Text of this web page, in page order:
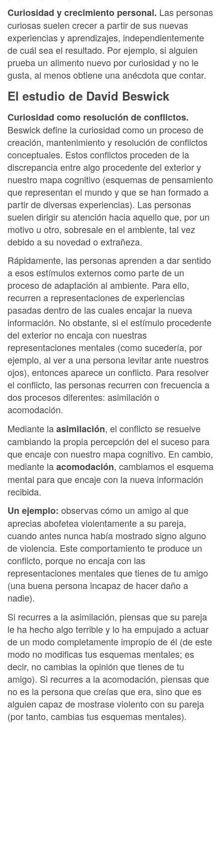
Curiosidad y crecimiento personal. Las personas
curiosas suelen crecer a partir de sus nuevas
experiencias y aprendizajes, independientemente
de cuál sea el resultado. Por ejemplo, si alguien
prueba un alimento nuevo por curiosidad y no le
gusta, al menos obtiene una anécdota que contar.
El estudio de David Beswick
Curiosidad como resolución de conflictos.
Beswick define la curiosidad como un proceso de
creación, mantenimiento y resolución de conflictos
conceptuales. Estos conflictos proceden de la
discrepancia entre algo procedente del exterior y
nuestro mapa cognitivo (esquemas de pensamiento
que representan el mundo y que se han formado a
partir de diversas experiencias). Las personas
suelen dirigir su atención hacia aquello que, por un
motivo u otro, sobresale en el ambiente, tal vez
debido a su novedad o extrañeza.
Rápidamente, las personas aprenden a dar sentido
a esos estímulos externos como parte de un
proceso de adaptación al ambiente. Para ello,
recurren a representaciones de experiencias
pasadas dentro de las cuales encajar la nueva
información. No obstante, si el estímulo procedente
del exterior no encaja con nuestras
representaciones mentales (como sucedería, por
ejemplo, al ver a una persona levitar ante nuestros
ojos), entonces aparece un conflicto. Para resolver
el conflicto, las personas recurren con frecuencia a
dos procesos diferentes: asimilación o
acomodación.
Mediante laasimilación, el conflicto se resuelve
cambiando la propia percepción del el suceso para
que encaje con nuestro mapa cognitivo. En cambio,
mediante laacomodación, cambiamos el esquema
mental para que encaje con la nueva información
recibida.
Un ejemplo: observas cómo un amigo al que
aprecias abofetea violentamente a su pareja,
cuando antes nunca había mostrado signo alguno
de violencia. Este comportamiento te produce un
conflicto, porque no encaja con las
representaciones mentales que tienes de tu amigo
(una buena persona incapaz de hacer daño a
nadie).
Si recurres a la asimilación, piensas que su pareja
le ha hecho algo terrible y lo ha empujado a actuar
de un modo completamente impropio de él (de este
modo no modificas tus esquemas mentales; es
decir, no cambias la opinión que tienes de tu
amigo). Si recurres a la acomodación, piensas que
no es la persona que creías que era, sino que es
alguien capaz de mostrase violento con su pareja
(por tanto, cambias tus esquemas mentales).